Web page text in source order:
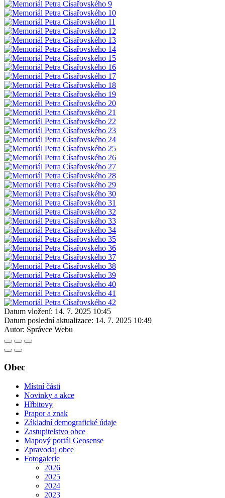
Datum vložení: 14. 7. 2025 10:45
Datum poslední aktualizace: 14. 7. 2025 10:49
Autor: Správce Webu
Obec
Místní části
Novinky a akce
Hřbitovy
Prapor a znak
Základní demografické údaje
Zastupitelstvo obce
Mapový portál Geosense
Zpravodaj obce
Fotogalerie
2026
2025
2024
2023